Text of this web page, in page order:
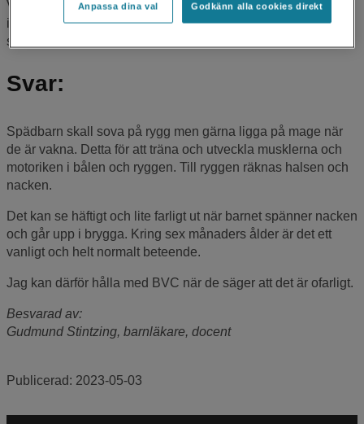
Vår 6 månaders bebis går upp i "brygga". Enligt BVC är det
ingen fara, men vi tycker det ser otäckt ut. Är rädd att hon ska
skada nacken.
Svar:
Spädbarn skall sova på rygg men gärna ligga på mage när
de är vakna. Detta för att träna och utveckla musklerna och
motoriken i bålen och ryggen. Till ryggen räknas halsen och
nacken.
Det kan se häftigt och lite farligt ut när barnet spänner nacken
och går upp i brygga. Kring sex månaders ålder är det ett
vanligt och helt normalt beteende.
Jag kan därför hålla med BVC när de säger att det är ofarligt.
Besvarad av:
Gudmund Stintzing, barnläkare, docent
Publicerad: 2023-05-03
Anpassa dina val Godkänn alla cookies direkt